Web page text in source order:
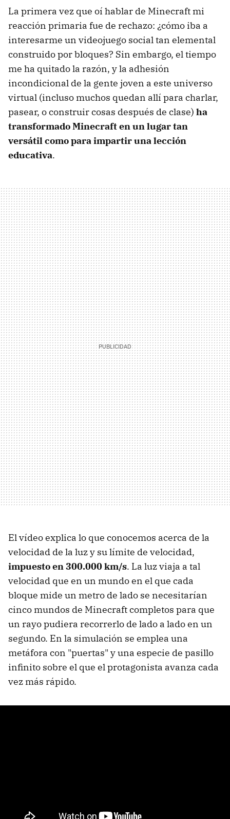
La primera vez que oí hablar de Minecraft mi
reacción primaria fue de rechazo: ¿cómo iba a
interesarme un videojuego social tan elemental
construido por bloques? Sin embargo, el tiempo
me ha quitado la razón, y la adhesión
incondicional de la gente joven a este universo
virtual (incluso muchos quedan allí para charlar,
pasear, o construir cosas después de clase) ha
transformado Minecraft en un lugar tan
versátil como para impartir una lección
educativa.
El vídeo explica lo que conocemos acerca de la
velocidad de la luz y su límite de velocidad,
impuesto en 300.000 km/s. La luz viaja a tal
velocidad que en un mundo en el que cada
bloque mide un metro de lado se necesitarían
cinco mundos de Minecraft completos para que
un rayo pudiera recorrerlo de lado a lado en un
segundo. En la simulación se emplea una
metáfora con "puertas" y una especie de pasillo
infinito sobre el que el protagonista avanza cada
vez más rápido.